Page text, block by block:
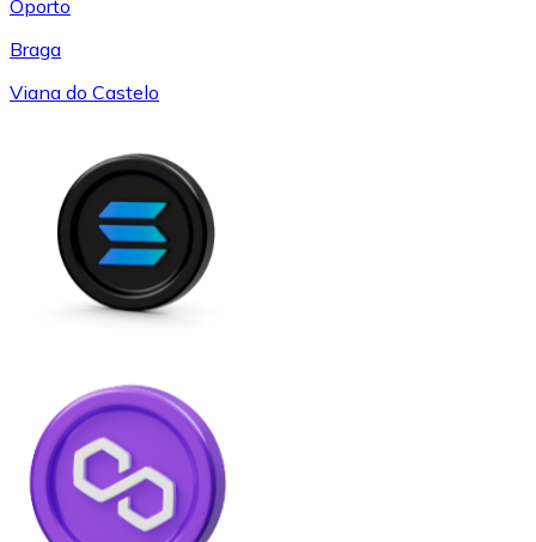
Oporto
Braga
Viana do Castelo